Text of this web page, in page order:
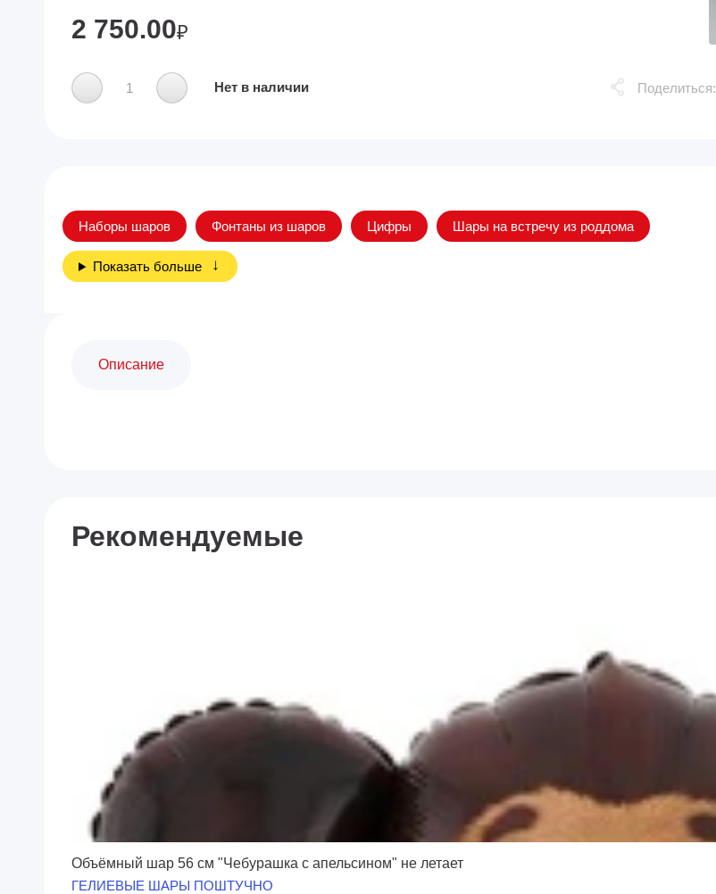
2 750.00₽
Нет в наличии Поделиться:
Наборы шаров Фонтаны из шаров Цифры Шары на встречу из роддома
Показать больше
Описание
Рекомендуемые
Объёмный шар 56 см "Чебурашка с апельсином" не летает
ГЕЛИЕВЫЕ ШАРЫ ПОШТУЧНО